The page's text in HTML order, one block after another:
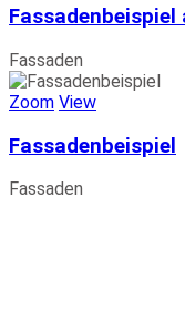
Fassadenbeispiel
Fassaden
Zoom View
Fassadenbeispiel
Fassaden